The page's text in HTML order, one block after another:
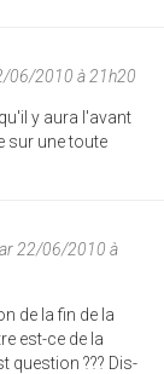
06/2010 à 21h20
y aura l'avant
sur une toute
22/06/2010 à
de la fin de la
est-ce de la
question ??? Dis-